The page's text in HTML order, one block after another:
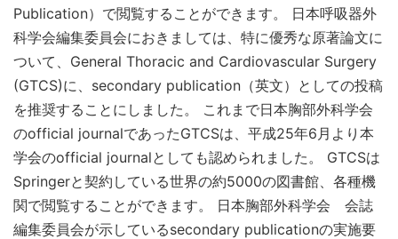
Publication）で閲覧することができます。 日本呼吸器外
科学会編集委員会におきましては、特に優秀な原著論文に
ついて、General Thoracic and Cardiovascular Surgery
(GTCS)に、secondary publication（英文）としての投稿
を推奨することにしました。 これまで日本胸部外科学会
のofficial journalであったGTCSは、平成25年6月より本
学会のofficial journalとしても認められました。 GTCSは
Springerと契約している世界の約5000の図書館、各種機
関で閲覧することができます。 日本胸部外科学会 会誌
編集委員会が示しているsecondary publicationの実施要